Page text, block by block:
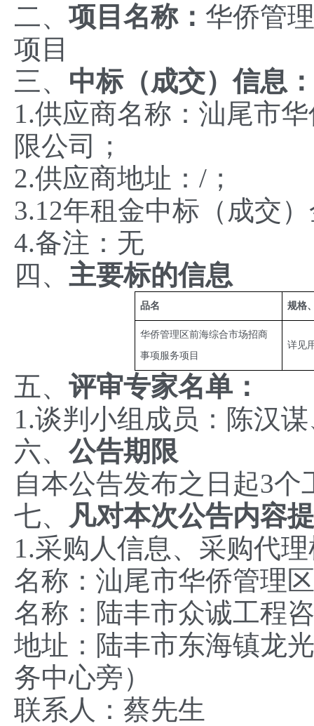
二、 项目名称： 华侨管
项目
三、 中标（成交）信息：
1.供应商名称：汕尾市
限公司；
2.供应商地址：/；
3.12年租金中标（成交
4.备注：无
四、 主要标的信息
品名 规格
华侨管理区前海综合市场招商
事项服务项目
详见
五、 评审专家名单：
1.谈判小组成员：陈汉
六、 公告期限
自本公告发布之日起3个
七、 凡对本次公告内容
1.采购人信息、采购代
名称：汕尾市华侨管理
名称：陆丰市众诚工程
地址：陆丰市东海镇龙
务中心旁）
联系人：蔡先生